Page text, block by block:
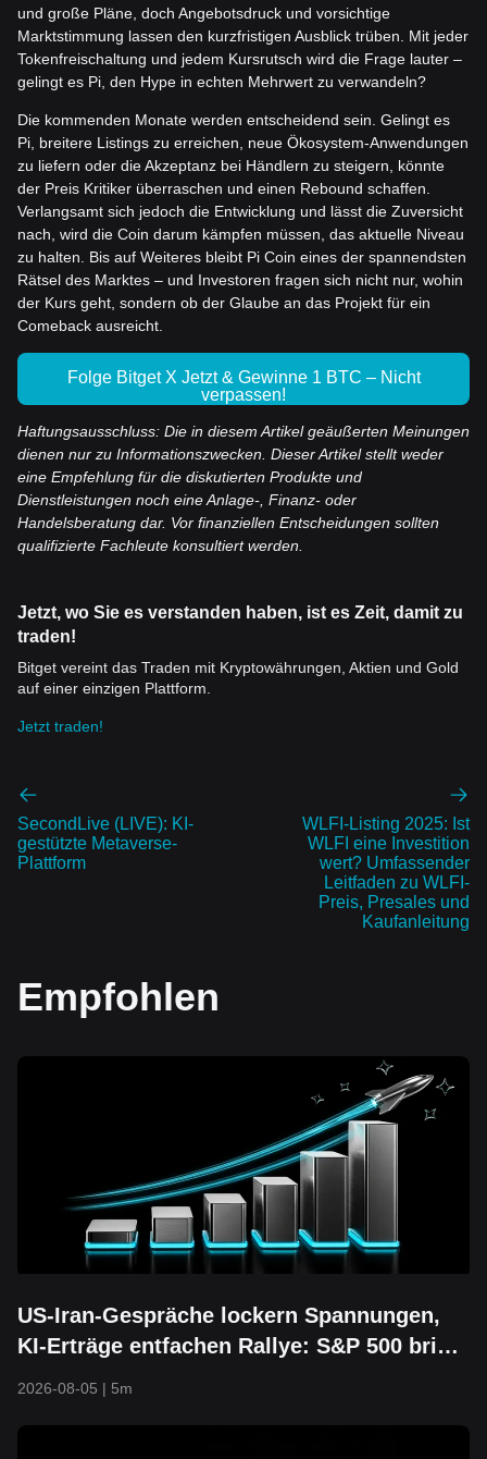
und große Pläne, doch Angebotsdruck und vorsichtige
Marktstimmung lassen den kurzfristigen Ausblick trüben. Mit jeder
Tokenfreischaltung und jedem Kursrutsch wird die Frage lauter –
gelingt es Pi, den Hype in echten Mehrwert zu verwandeln?
Die kommenden Monate werden entscheidend sein. Gelingt es
Pi, breitere Listings zu erreichen, neue Ökosystem-Anwendungen
zu liefern oder die Akzeptanz bei Händlern zu steigern, könnte
der Preis Kritiker überraschen und einen Rebound schaffen.
Verlangsamt sich jedoch die Entwicklung und lässt die Zuversicht
nach, wird die Coin darum kämpfen müssen, das aktuelle Niveau
zu halten. Bis auf Weiteres bleibt Pi Coin eines der spannendsten
Rätsel des Marktes – und Investoren fragen sich nicht nur, wohin
der Kurs geht, sondern ob der Glaube an das Projekt für ein
Comeback ausreicht.
Folge Bitget X Jetzt & Gewinne 1 BTC – Nicht
verpassen!
Haftungsausschluss: Die in diesem Artikel geäußerten Meinungen
dienen nur zu Informationszwecken. Dieser Artikel stellt weder
eine Empfehlung für die diskutierten Produkte und
Dienstleistungen noch eine Anlage-, Finanz- oder
Handelsberatung dar. Vor finanziellen Entscheidungen sollten
qualifizierte Fachleute konsultiert werden.
Jetzt, wo Sie es verstanden haben, ist es Zeit, damit zu
traden!
Bitget vereint das Traden mit Kryptowährungen, Aktien und Gold
auf einer einzigen Plattform.
Jetzt traden!
SecondLive (LIVE): KI-
gestützte Metaverse-
Plattform
WLFI-Listing 2025: Ist
WLFI eine Investition
wert? Umfassender
Leitfaden zu WLFI-
Preis, Presales und
Kaufanleitung
Empfohlen
US-Iran-Gespräche lockern Spannungen,
KI-Erträge entfachen Rallye: S&P 500 bricht
2026-08-05 | 5m